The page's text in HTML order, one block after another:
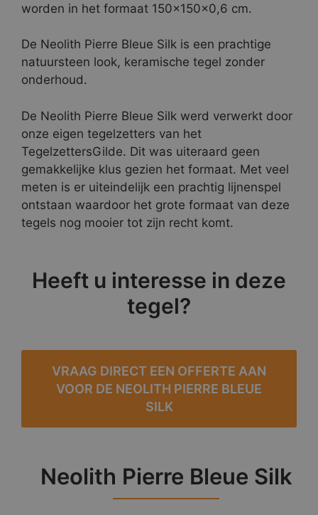
worden in het formaat 150x150x0,6 cm.
De Neolith Pierre Bleue Silk is een prachtige
natuursteen look, keramische tegel zonder
onderhoud.
De Neolith Pierre Bleue Silk werd verwerkt door
onze eigen tegelzetters van het
TegelzettersGilde. Dit was uiteraard geen
gemakkelijke klus gezien het formaat. Met veel
meten is er uiteindelijk een prachtig lijnenspel
ontstaan waardoor het grote formaat van deze
tegels nog mooier tot zijn recht komt.
Heeft u interesse in deze
tegel?
VRAAG DIRECT EEN OFFERTE AAN
VOOR DE NEOLITH PIERRE BLEUE
SILK
Neolith Pierre Bleue Silk